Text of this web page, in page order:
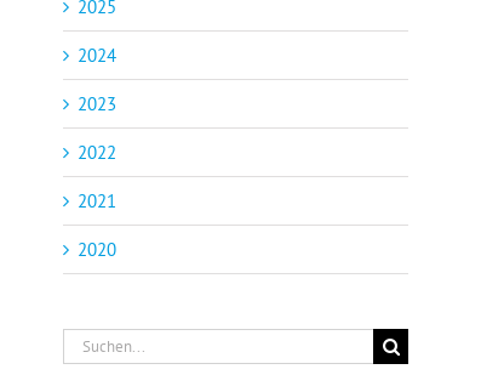
2025
2024
2023
2022
2021
2020
Suche
nach: